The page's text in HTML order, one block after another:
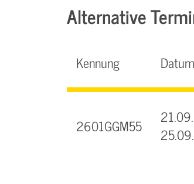
Alternative
Kennung
2601GGM55